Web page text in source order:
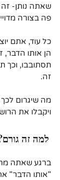
שאתה נותן-
פה בצורה
כל עוד, אתם
הן אותו
תסתובבו, וכך
זה.
מה שיגרום
ויקבלו את
ברגע שאתה
"אותו הדבר"